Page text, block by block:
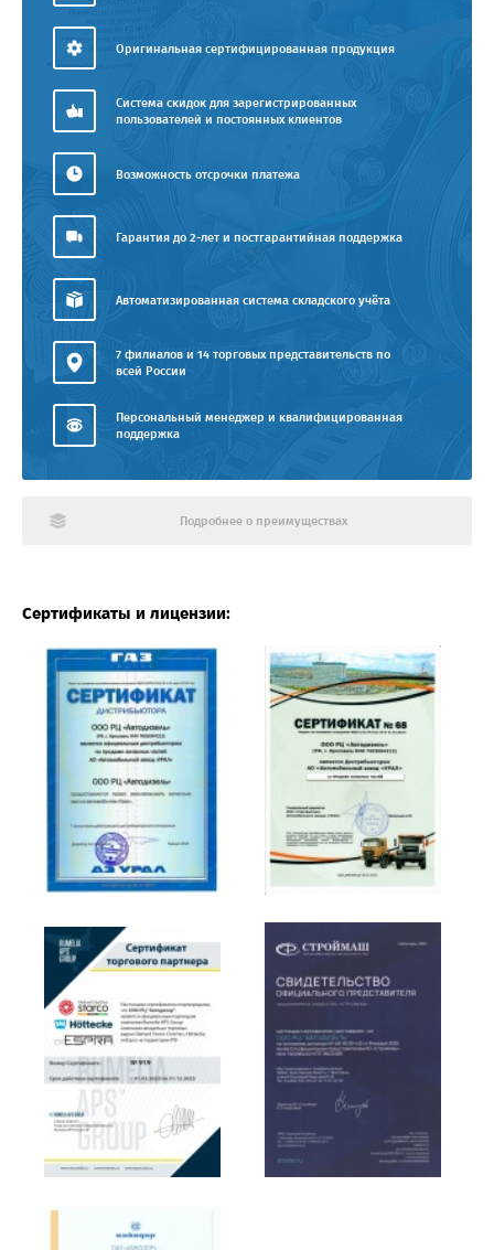
Оригинальная сертифицированная продукция
Система скидок для зарегистрированных
пользователей и постоянных клиентов
Возможность отсрочки платежа
Гарантия до 2-лет и постгарантийная поддержка
Автоматизированная система складского учёта
7 филиалов и 14 торговых представительств по
всей России
Персональный менеджер и квалифицированная
поддержка
Подробнее о преимуществах
Сертификаты и лицензии: